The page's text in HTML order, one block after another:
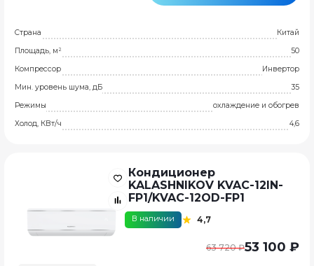
Страна
Китай
Площадь, м²
50
Компрессор
Инвертор
Мин. уровень шума, дБ
35
Режимы
охлаждение и обогрев
Холод, КВт/ч
4,6
Кондиционер
KALASHNIKOV KVAC-12IN-
FP1/KVAC-12OD-FP1
В наличии 4,7
63 720 ₽53 100 ₽